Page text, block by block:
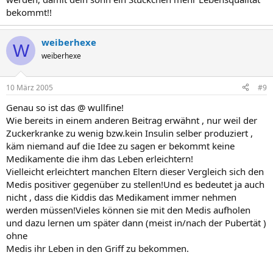
bekommt!!
W weiberhexe
weiberhexe
10 März 2005 #9
Genau so ist das @ wullfine!
Wie bereits in einem anderen Beitrag erwähnt , nur weil der
Zuckerkranke zu wenig bzw.kein Insulin selber produziert ,
käm niemand auf die Idee zu sagen er bekommt keine
Medikamente die ihm das Leben erleichtern!
Vielleicht erleichtert manchen Eltern dieser Vergleich sich den
Medis positiver gegenüber zu stellen!Und es bedeutet ja auch
nicht , dass die Kiddis das Medikament immer nehmen
werden müssen!Vieles können sie mit den Medis aufholen
und dazu lernen um später dann (meist in/nach der Pubertät )
ohne
Medis ihr Leben in den Griff zu bekommen.